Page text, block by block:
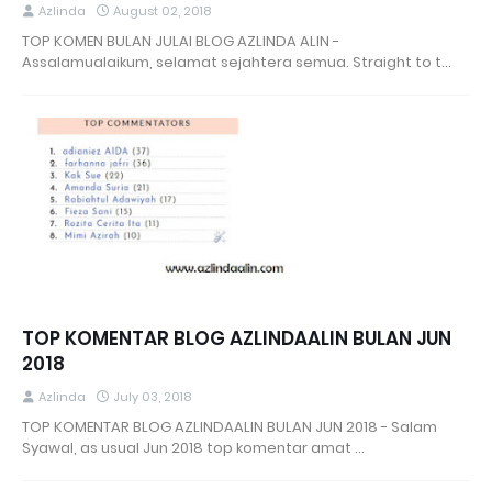
Azlinda August 02, 2018
TOP KOMEN BULAN JULAI BLOG AZLINDA ALIN -
Assalamualaikum, selamat sejahtera semua. Straight to t…
TOP KOMENTAR BLOG AZLINDAALIN BULAN JUN
2018
Azlinda July 03, 2018
TOP KOMENTAR BLOG AZLINDAALIN BULAN JUN 2018 - Salam
Syawal, as usual Jun 2018 top komentar amat …